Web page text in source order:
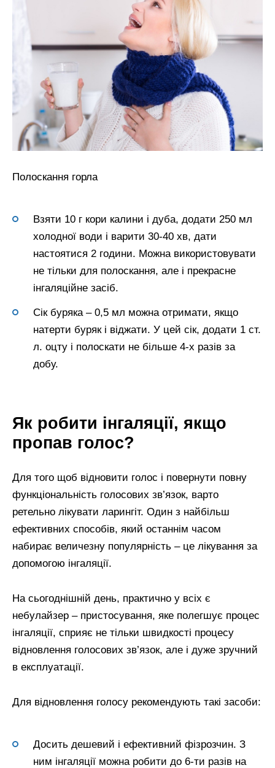
Полоскання горла
Взяти 10 г кори калини і дуба, додати 250 мл
холодної води і варити 30-40 хв, дати
настоятися 2 години. Можна використовувати
не тільки для полоскання, але і прекрасне
інгаляційне засіб.
Сік буряка – 0,5 мл можна отримати, якщо
натерти буряк і віджати. У цей сік, додати 1 ст.
л. оцту і полоскати не більше 4-х разів за
добу.
Як робити інгаляції, якщо
пропав голос?
Для того щоб відновити голос і повернути повну
функціональність голосових зв’язок, варто
ретельно лікувати ларингіт. Один з найбільш
ефективних способів, який останнім часом
набирає величезну популярність – це лікування за
допомогою інгаляції.
На сьогоднішній день, практично у всіх є
небулайзер – пристосування, яке полегшує процес
інгаляції, сприяє не тільки швидкості процесу
відновлення голосових зв’язок, але і дуже зручний
в експлуатації.
Для відновлення голосу рекомендують такі засоби:
Досить дешевий і ефективний фізрозчин. З
ним інгаляції можна робити до 6-ти разів на